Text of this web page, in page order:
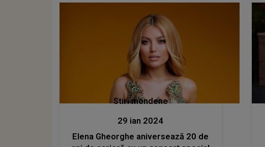
Stiri mondene
29 ian 2024
Elena Gheorghe aniversează 20 de